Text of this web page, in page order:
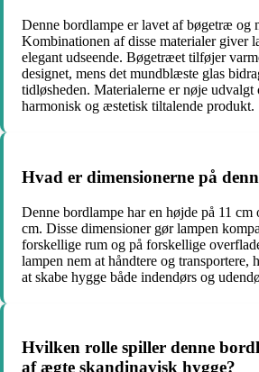
Denne bordlampe er lavet af bøgetræ og
Kombinationen af disse materialer giver
elegant udseende. Bøgetræet tilføjer
designet, mens det mundblæste glas
tidløsheden. Materialerne er nøje udvalgt
harmonisk og æstetisk tiltalende produkt.
Hvad er dimensionerne på
Denne bordlampe har en højde på 11 cm
cm. Disse dimensioner gør lampen
forskellige rum og på forskellige
lampen nem at håndtere og transportere,
at skabe hygge både indendørs og
Hvilken rolle spiller denne
af ægte skandinavisk hygge?